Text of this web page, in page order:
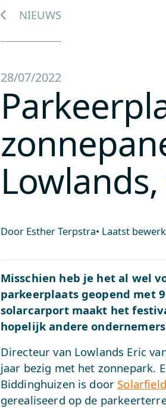
NIEUWS
28/07/2022
Door Esther Terpstra• Laatst
Misschien heb je het al wel
parkeerplaats geopend met
solarcarport maakt het
hopelijk andere
Directeur van Lowlands Eric
jaar bezig met het zonnepark.
Biddinghuizen is door
gerealiseerd op de